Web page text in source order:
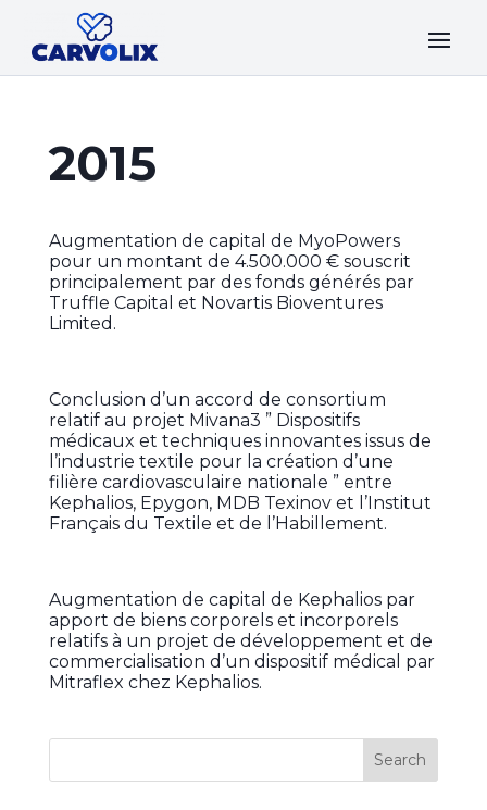
2015
Augmentation de capital de MyoPowers
pour un montant de 4.500.000 € souscrit
principalement par des fonds générés par
Truffle Capital et Novartis Bioventures
Limited.
Conclusion d’un accord de consortium
relatif au projet Mivana3 ” Dispositifs
médicaux et techniques innovantes issus de
l’industrie textile pour la création d’une
filière cardiovasculaire nationale ” entre
Kephalios, Epygon, MDB Texinov et l’Institut
Français du Textile et de l’Habillement.
Augmentation de capital de Kephalios par
apport de biens corporels et incorporels
relatifs à un projet de développement et de
commercialisation d’un dispositif médical par
Mitraflex chez Kephalios.